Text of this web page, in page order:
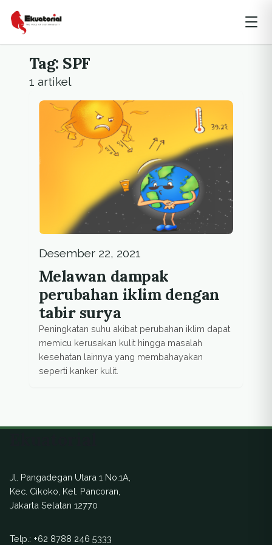
Tag: SPF
1 artikel
Desember 22, 2021
Melawan dampak
perubahan iklim dengan
tabir surya
Peningkatan suhu akibat perubahan iklim dapat
memicu kerusakan kulit hingga masalah
kesehatan lainnya yang membahayakan
seperti kanker kulit.
Jl. Pangadegan Utara 1 No.1A,
Kec. Cikoko, Kel. Pancoran,
Jakarta Selatan 12770
Telp.: +62 8788 246 5333